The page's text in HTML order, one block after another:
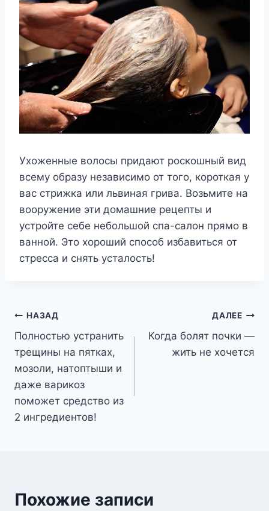
Ухоженные волосы придают роскошный вид
всему образу независимо от того, короткая у
вас стрижка или львиная грива. Возьмите на
вооружение эти домашние рецепты и
устройте себе небольшой спа-салон прямо в
ванной. Это хороший способ избавиться от
стресса и снять усталость!
Навигация
по
записям
НАЗАД
Полностью устранить
трещины на пятках,
мозоли, натоптыши и
даже варикоз
поможет средство из
2 ингредиентов!
ДАЛЕЕ
Когда болят почки —
жить не хочется
Похожие записи